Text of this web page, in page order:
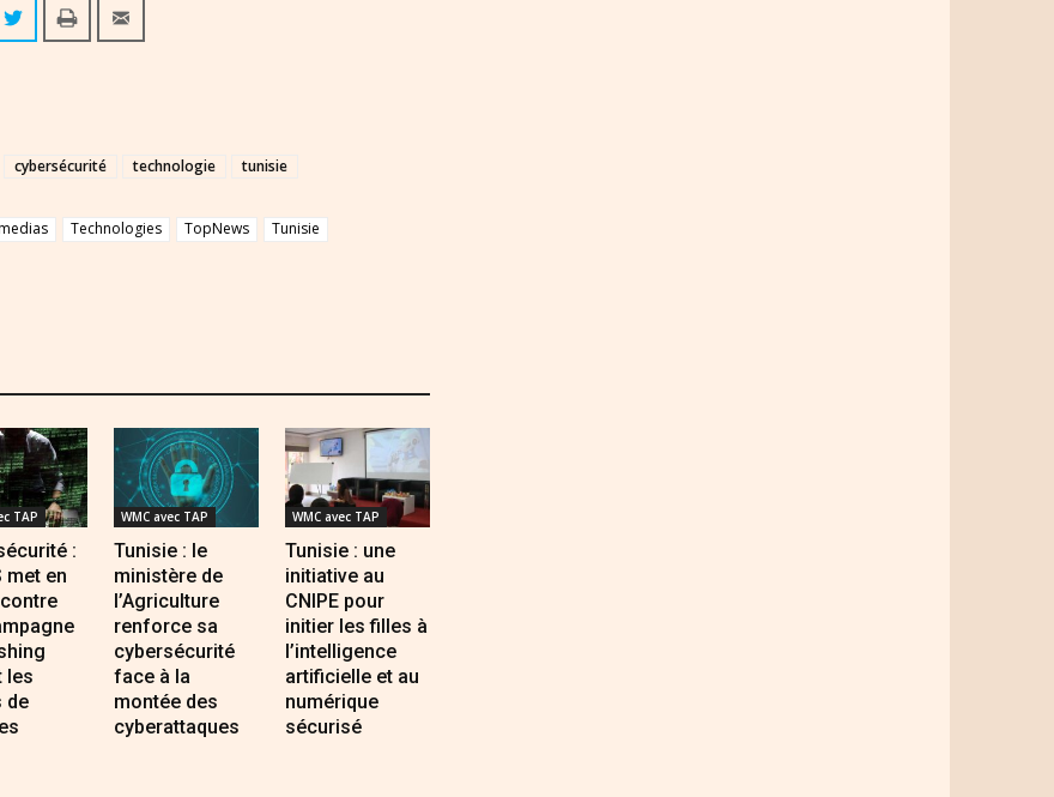
cybersécurité technologie
tunisie
Technologies TopNews
Tunisie
TAP
:
met en
les
de
WMC avec TAP
Tunisie : le
ministère de
l’Agriculture
renforce sa
cybersécurité
face à la
montée des
cyberattaques
WMC avec TAP
Tunisie : une
initiative au
CNIPE pour
initier les filles à
l’intelligence
artificielle et au
numérique
sécurisé